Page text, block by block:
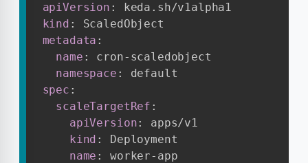
apiVersion :
kind :
metadata :
name : cron- scaledobject
namespace :
spec :
scaleTargetRef :
apiVersion:
apps/v1
kind :
Deployment
name : worker- app